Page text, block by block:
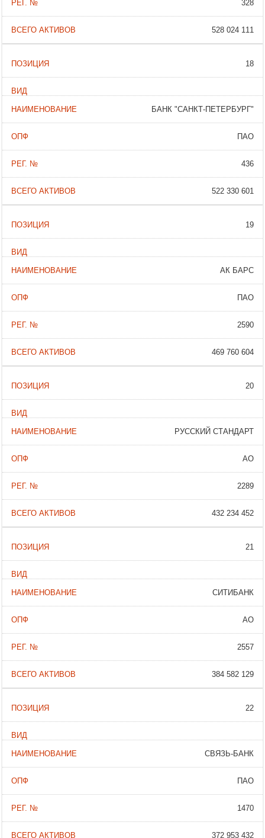
328
528 024 111
18
БАНК "САНКТ-ПЕТЕРБУРГ"
ПАО
436
522 330 601
19
АК БАРС
ПАО
2590
469 760 604
20
РУССКИЙ СТАНДАРТ
АО
2289
432 234 452
21
СИТИБАНК
АО
2557
384 582 129
22
СВЯЗЬ-БАНК
ПАО
1470
372 953 432